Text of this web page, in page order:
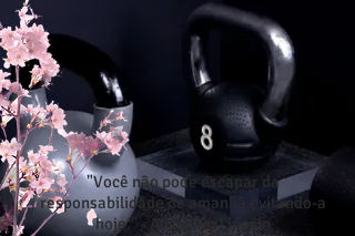
"Você não pode escapar da
responsabilidade de amanhã evitando-a
hoje." - Abraham Lincoln